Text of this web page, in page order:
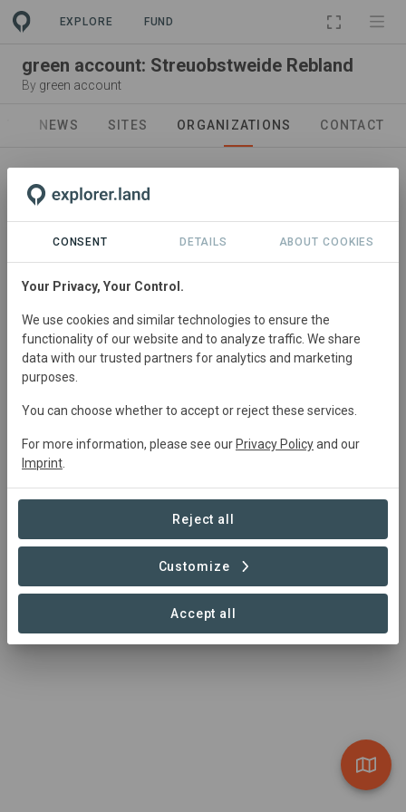
EXPLORE FUND
green account: Streuobstweide Rebland
By green account
NEWS SITES ORGANIZATIONS CONTACT
green account
green account ist eine Natur-Investitionsplattform, die
Unternehmen - egal ob sie Umweltbelastungen
ausgleichen müssen oder freiwillig in die biologische
zusammenbringt, die ihre Flächen ökologisch aufwerten.
CONSENT DETAILS ABOUT COOKIES
Your Privacy, Your Control.
We use cookies and similar technologies to ensure the
functionality of our website and to analyze traffic. We share
data with our trusted partners for analytics and marketing
purposes.
You can choose whether to accept or reject these services.
For more information, please see our Privacy Policyand our
Imprint
Reject all
Customize
Accept all